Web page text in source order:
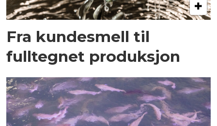
Fra kundesmell til
fulltegnet produksjon